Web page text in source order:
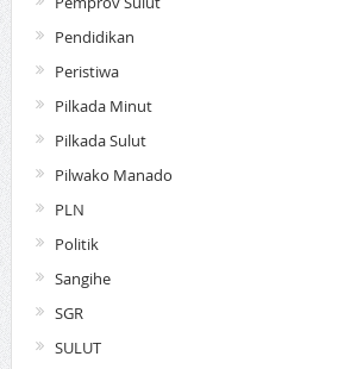
Pendidikan
Peristiwa
Pilkada Minut
Pilkada Sulut
Pilwako Manado
PLN
Politik
Sangihe
SGR
SULUT